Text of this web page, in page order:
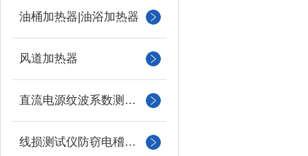
油桶加热器|油浴加热器
风道加热器
直流电源纹波系数测试仪
线损测试仪防窃电稽查仪